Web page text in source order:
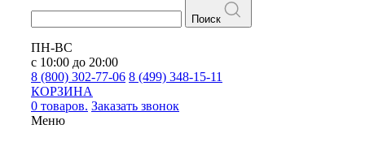
Поиск
ПН-ВС
с 10:00 до 20:00
8 (800) 302-77-06 8 (499) 348-15-11
КОРЗИНА
0 товаров. Заказать звонок
Меню